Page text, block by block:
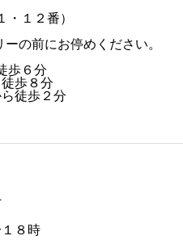
１２番）
の前にお停めください。
歩６分
歩８分
徒歩２分
８時